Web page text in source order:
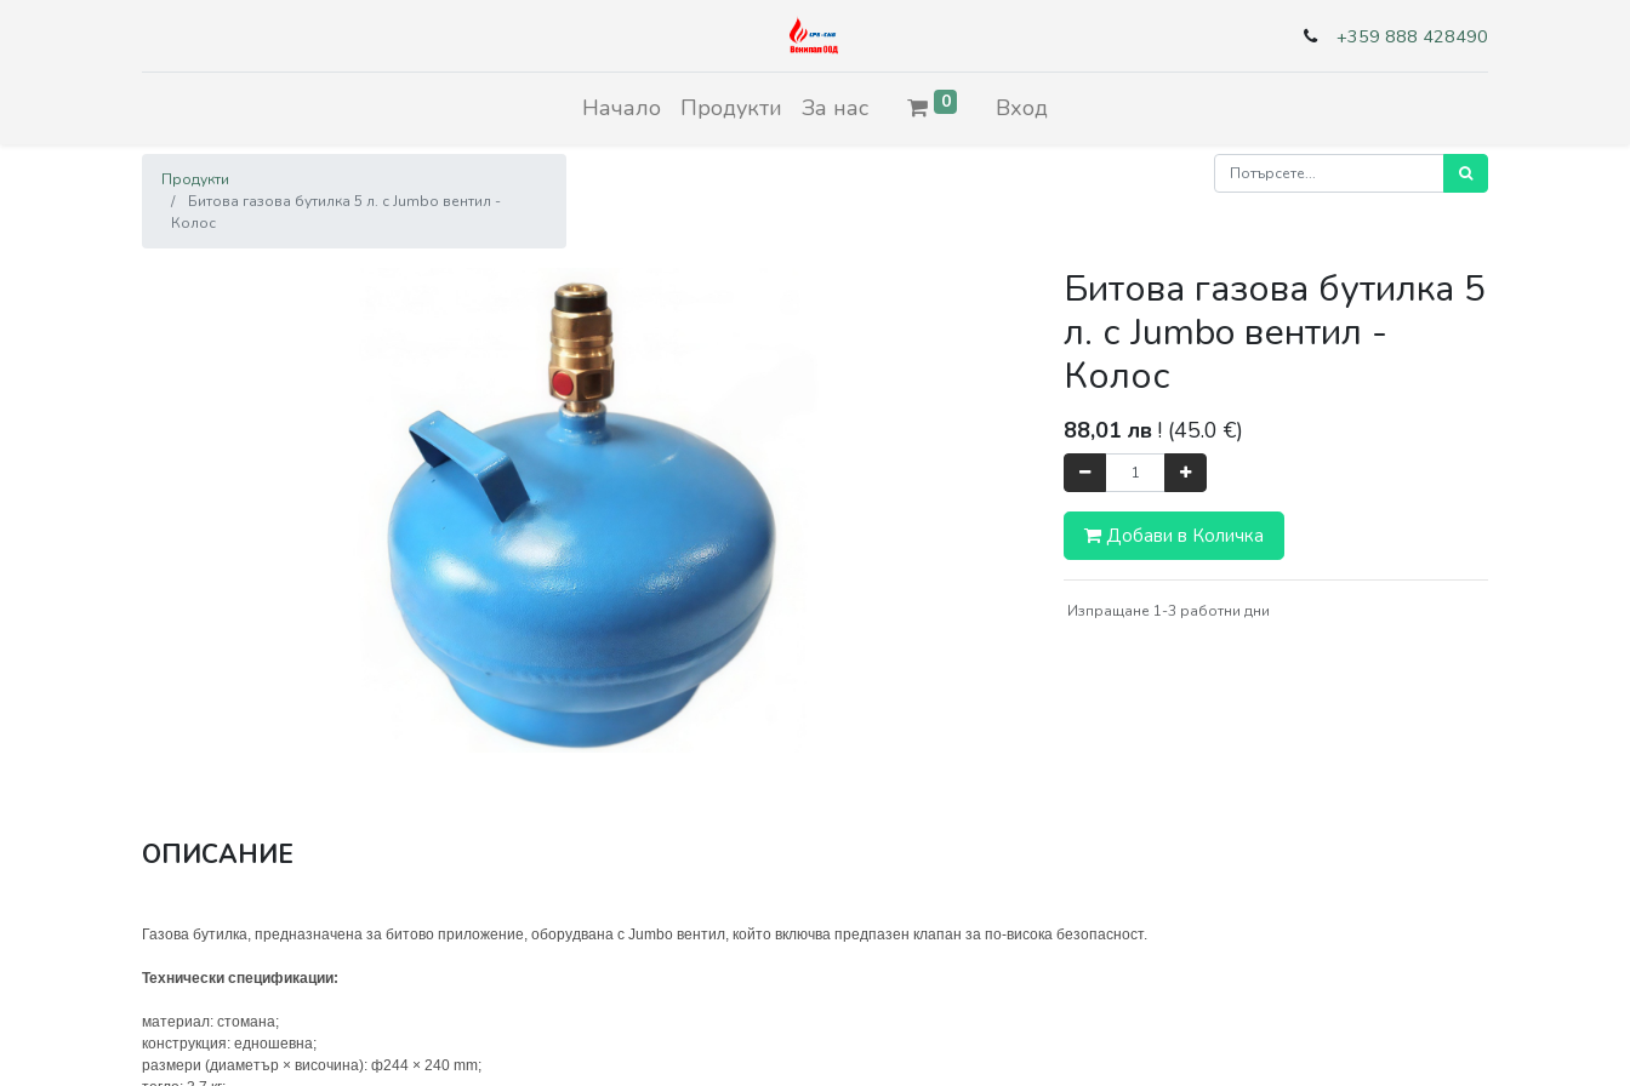
+359 888 428490
Начало Продукти За нас 0 Вход
Продукти
Битова газова бутилка 5 л. с Jumbo вентил -
Колос
Битова газова бутилка 5
л. с Jumbo вентил -
Колос
88,01 лв ! (45.0 €)
Добави в Количка
Изпращане 1-3 работни дни
ОПИСАНИЕ
Газова бутилка, предназначена за битово приложение, оборудвана с Jumbo вентил, който включва предпазен клапан за по-висока безопасност.
Технически спецификации:
материал: стомана;
конструкция: едношевна;
размери (диаметър × височина): ф244 × 240 mm;